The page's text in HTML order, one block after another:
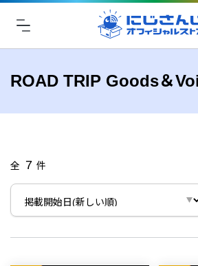
ROAD TRIP Goods＆
全 7 件